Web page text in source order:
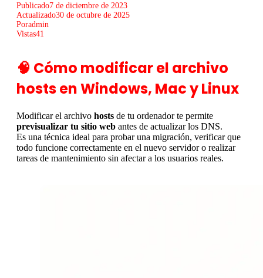
Publicado7 de diciembre de 2023
Actualizado30 de octubre de 2025
Poradmin
Vistas41
🧠 Cómo modificar el archivo
hosts en Windows, Mac y Linux
Modificar el archivo hosts de tu ordenador te permite
previsualizar tu sitio web antes de actualizar los DNS.
Es una técnica ideal para probar una migración, verificar que
todo funcione correctamente en el nuevo servidor o realizar
tareas de mantenimiento sin afectar a los usuarios reales.